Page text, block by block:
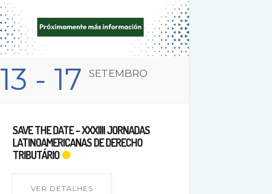
13 - 17 SETEMBRO
SAVE THE DATE – XXXIIII JORNADAS
LATINOAMERICANAS DE DERECHO
TRIBUTÁRIO
VER DETALHES